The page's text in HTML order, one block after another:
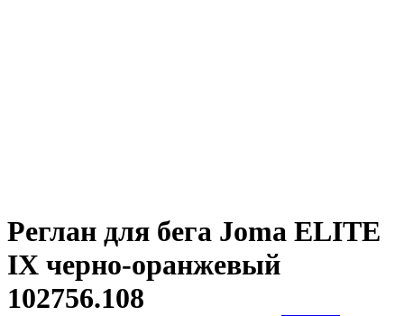
Реглан для бега Joma ELITE
IX черно-оранжевый
102756.108